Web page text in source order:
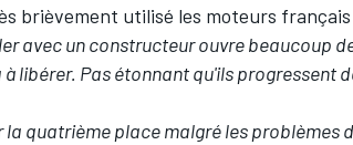
brièvement utilisé les moteurs
avec un constructeur ouvre beaucoup
libérer. Pas étonnant qu'ils progressent
la quatrième place malgré les problèmes